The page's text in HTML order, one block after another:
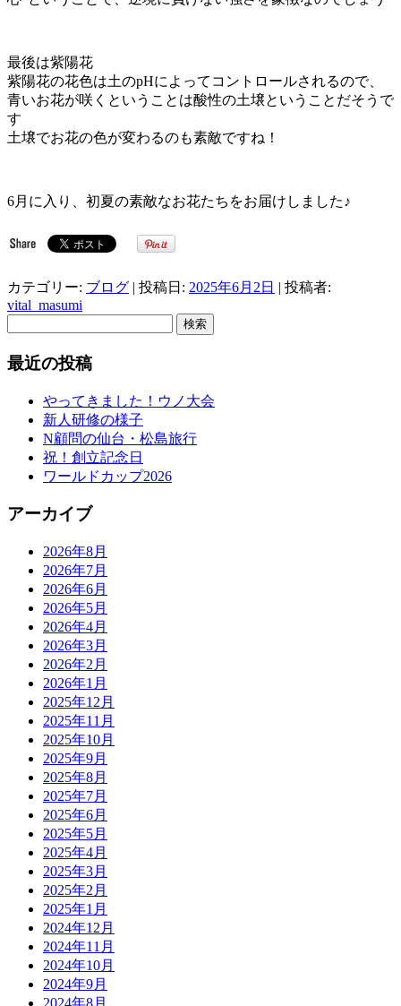
最後は紫陽花
紫陽花の花色は土のpHによってコントロールされるので、
青いお花が咲くということは酸性の土壌ということだそうで
す
土壌でお花の色が変わるのも素敵ですね！
6月に入り、初夏の素敵なお花たちをお届けしました♪
カテゴリー: ブログ | 投稿日: 2025年6月2日 | 投稿者:
vital_masumi
最近の投稿
やってきました！ウノ大会
新人研修の様子
N顧問の仙台・松島旅行
祝！創立記念日
ワールドカップ2026
アーカイブ
2026年8月
2026年7月
2026年6月
2026年5月
2026年4月
2026年3月
2026年2月
2026年1月
2025年12月
2025年11月
2025年10月
2025年9月
2025年8月
2025年7月
2025年6月
2025年5月
2025年4月
2025年3月
2025年2月
2025年1月
2024年12月
2024年11月
2024年10月
2024年9月
2024年8月